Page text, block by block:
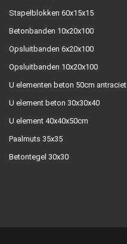
Stapelblokken 60x15x15
Betonbanden 10x20x100
Opsluitbanden 6x20x100
Opsluitbanden 10x20x100
U elementen beton 50cm antraciet
U element beton 30x30x40
U element 40x40x50cm
Paalmuts 35x35
Betontegel 30x30